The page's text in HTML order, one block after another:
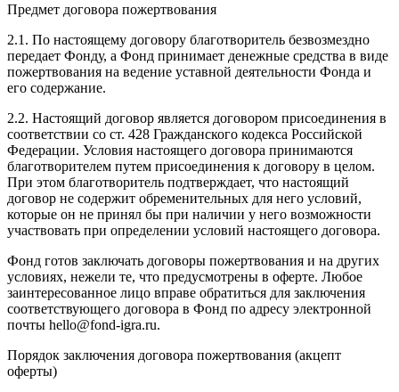
Предмет договора пожертвования
2.1. По настоящему договору благотворитель безвозмездно
передает Фонду, а Фонд принимает денежные средства в виде
пожертвования на ведение уставной деятельности Фонда и
его содержание.
2.2. Настоящий договор является договором присоединения в
соответствии со ст. 428 Гражданского кодекса Российской
Федерации. Условия настоящего договора принимаются
благотворителем путем присоединения к договору в целом.
При этом благотворитель подтверждает, что настоящий
договор не содержит обременительных для него условий,
которые он не принял бы при наличии у него возможности
участвовать при определении условий настоящего договора.
Фонд готов заключать договоры пожертвования и на других
условиях, нежели те, что предусмотрены в оферте. Любое
заинтересованное лицо вправе обратиться для заключения
соответствующего договора в Фонд по адресу электронной
почты hello@fond-igra.ru.
Порядок заключения договора пожертвования (акцепт
оферты)